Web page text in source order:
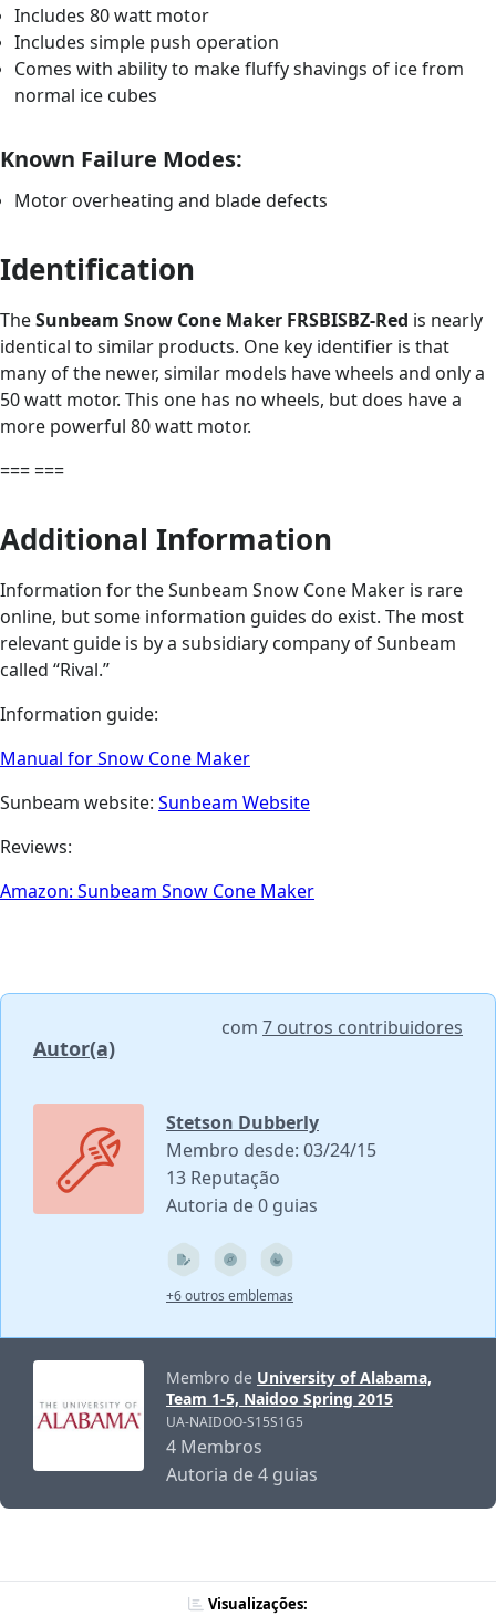
Includes 80 watt motor
Includes simple push operation
Comes with ability to make fluffy shavings of ice from
normal ice cubes
Known Failure Modes:
Motor overheating and blade defects
Identification
TheSunbeam Snow Cone Maker FRSBISBZ-Red is nearly
identical to similar products. One key identifier is that
many of the newer, similar models have wheels and only a
50 watt motor. This one has no wheels, but does have a
more powerful 80 watt motor.
=== ===
Additional Information
Information for the Sunbeam Snow Cone Maker is rare
online, but some information guides do exist. The most
relevant guide is by a subsidiary company of Sunbeam
called “Rival.”
Information guide:
Manual for Snow Cone Maker
Sunbeam website: Sunbeam Website
Reviews:
Amazon: Sunbeam Snow Cone Maker
Autor(a)
com 7 outros contribuidores
Stetson Dubberly
Membro desde: 03/24/15
13 Reputação
Autoria de 0 guias
+6 outros emblemas
Membro de University of Alabama,
Team 1-5, Naidoo Spring 2015
UA-NAIDOO-S15S1G5
4 Membros
Autoria de 4 guias
Visualizações: